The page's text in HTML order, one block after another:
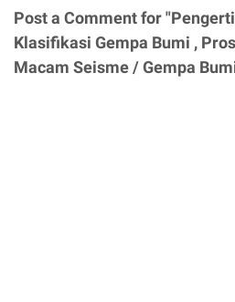
Post a Comment for
Klasifikasi Gempa Bumi ,
Macam Seisme / Gempa